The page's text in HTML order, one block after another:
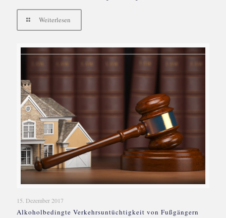
Weiterlesen
15. Dezember 2017
Alkoholbedingte Verkehrsuntüchtigkeit von Fußgängern